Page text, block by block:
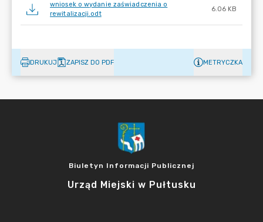
wniosek o wydanie zaświadczenia o
rewitalizacji.odt
6.06 KB
DRUKUJ ZAPISZ DO PDF METRYCZKA
Biuletyn Informacji Publicznej
Urząd Miejski w Pułtusku